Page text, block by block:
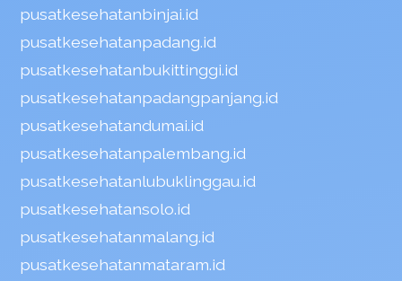
pusatkesehatanbinjai.id
pusatkesehatanpadang.id
pusatkesehatanbukittinggi.id
pusatkesehatanpadangpanjang.id
pusatkesehatandumai.id
pusatkesehatanpalembang.id
pusatkesehatanlubuklinggau.id
pusatkesehatansolo.id
pusatkesehatanmalang.id
pusatkesehatanmataram.id